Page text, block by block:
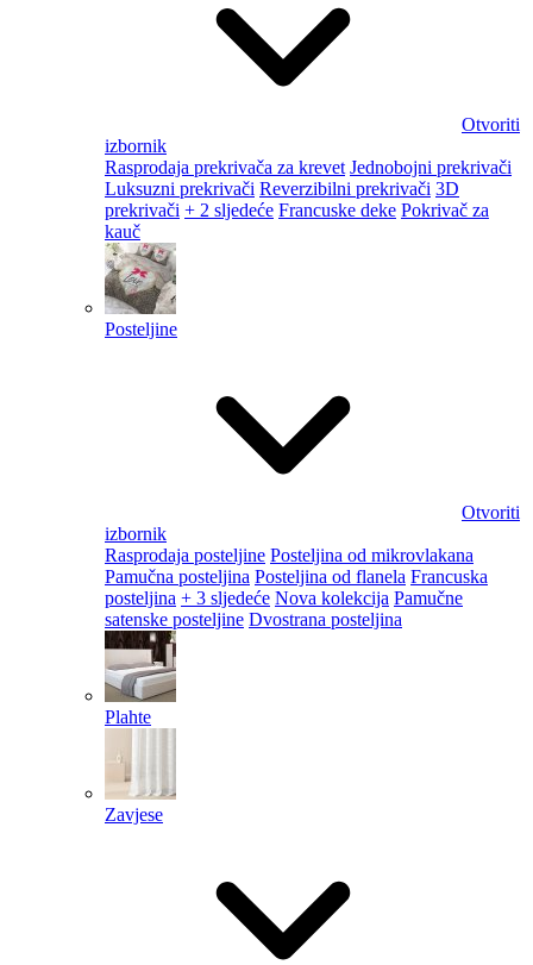
Otvoriti
izbornik
Rasprodaja prekrivača za krevet Jednobojni prekrivači
Luksuzni prekrivači Reverzibilni prekrivači 3D
prekrivači + 2 sljedeće Francuske deke Pokrivač za
kauč
Posteljine
Otvoriti
izbornik
Rasprodaja posteljine Posteljina od mikrovlakana
Pamučna posteljina Posteljina od flanela Francuska
posteljina + 3 sljedeće Nova kolekcija Pamučne
satenske posteljine Dvostrana posteljina
Plahte
Zavjese